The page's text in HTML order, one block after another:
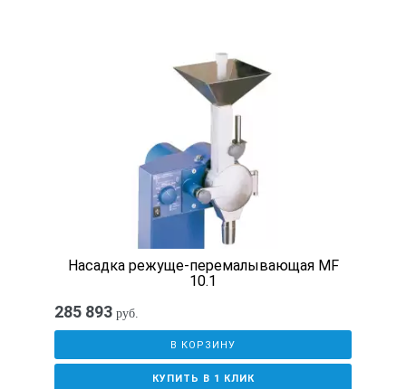
Насадка режуще-перемалывающая MF
10.1
285 893 руб.
В КОРЗИНУ
КУПИТЬ В 1 КЛИК